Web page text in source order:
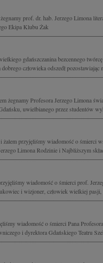
prof. dr. hab. Jerzego Limona
Ekipa Klubu Żak
gdańszczanina bezcennego
człowieka odszedł pozostawiając
żegnamy Profesora Jerzego Limona
uwielbianego przez studentów
żalem przyjęliśmy wiadomość o śmierci
Limona Rodzinie i Najbliższym
wiadomość o śmierci prof.
i wizjoner, człowiek wielkiej pasji,
wiadomość o śmierci Pana
i dyrektora Gdańskiego Teatru